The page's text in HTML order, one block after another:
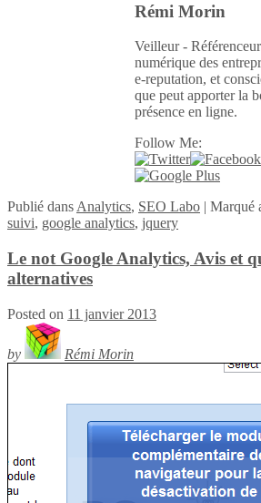
Rémi Morin
Veilleur -
numérique des
e-reputation, et
que peut apporter la
présence en ligne.
Follow Me:
Publié dans Analytics, SEO Labo | Marqué
suivi, google analytics, jquery
Le not Google Analytics, Avis et
alternatives
Posted on 11 janvier 2013
by Rémi Morin